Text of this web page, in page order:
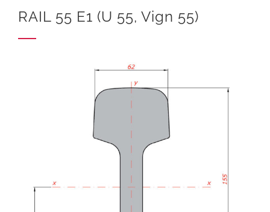
RAIL 55 E1 (U 55, Vign 55)